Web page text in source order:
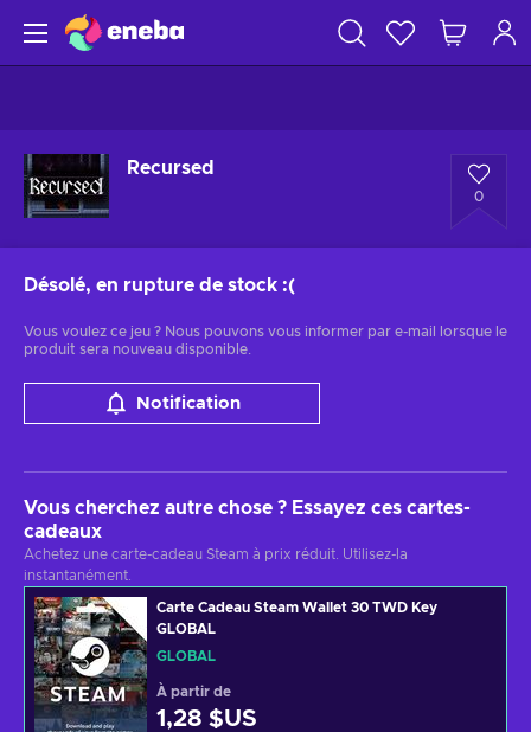
Recursed
0
Désolé, en rupture de stock :(
Vous voulez ce jeu ? Nous pouvons vous informer par e-mail lorsque le
produit sera nouveau disponible.
Notification
Vous cherchez autre chose ? Essayez ces cartes-
cadeaux
Achetez une carte-cadeau Steam à prix réduit. Utilisez-la
instantanément.
Carte Cadeau Steam Wallet 30 TWD Key
GLOBAL
GLOBAL
À partir de
1,28 $US